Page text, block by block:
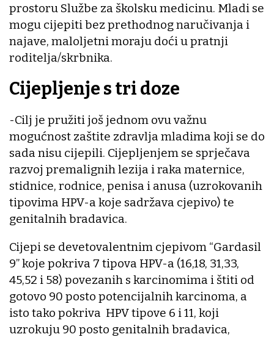
prostoru Službe za školsku medicinu. Mladi se
mogu cijepiti bez prethodnog naručivanja i
najave, maloljetni moraju doći u pratnji
roditelja/skrbnika.
Cijepljenje s tri doze
-Cilj je pružiti još jednom ovu važnu
mogućnost zaštite zdravlja mladima koji se do
sada nisu cijepili. Cijepljenjem se sprječava
razvoj premalignih lezija i raka maternice,
stidnice, rodnice, penisa i anusa (uzrokovanih
tipovima HPV-a koje sadržava cjepivo) te
genitalnih bradavica.
Cijepi se devetovalentnim cjepivom “Gardasil
9” koje pokriva 7 tipova HPV-a (16,18, 31,33,
45,52 i 58) povezanih s karcinomima i štiti od
gotovo 90 posto potencijalnih karcinoma, a
isto tako pokriva HPV tipove 6 i 11, koji
uzrokuju 90 posto genitalnih bradavica,